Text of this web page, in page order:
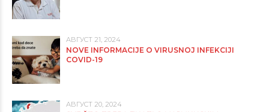
АВГУСТ 21, 2024
NOVE INFORMACIJE O VIRUSNOJ INFEKCIJI
COVID-19
АВГУСТ 20, 2024